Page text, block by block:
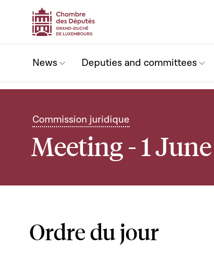
News Deputies and committees
Commission juridique
Meeting - 1
Ordre du jour